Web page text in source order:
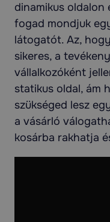
dinamikus oldalon
fogad mondjuk
látogatót. Az,
sikeres, a
vállalkozóként
statikus oldal, ám
szükséged lesz
a vásárló
kosárba rakhatja